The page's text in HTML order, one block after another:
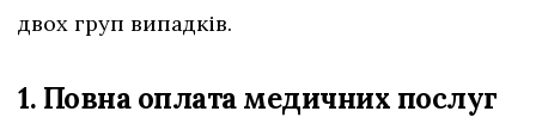
двох груп випадків.
1. Повна оплата медичних послуг